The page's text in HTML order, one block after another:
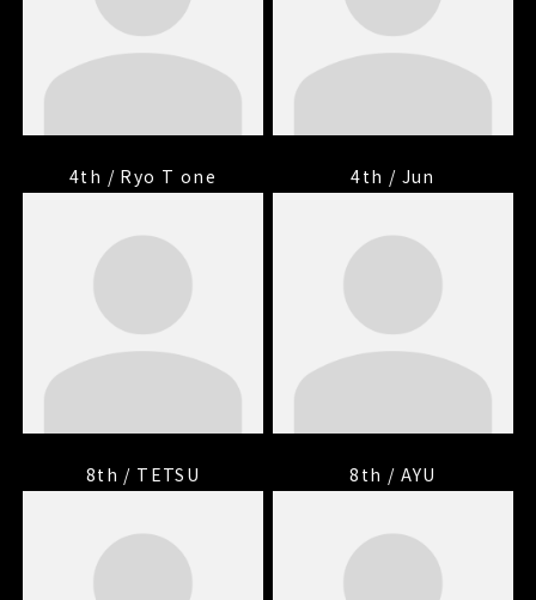
4th / Ryo T one 4th / Jun
8th / TETSU 8th / AYU